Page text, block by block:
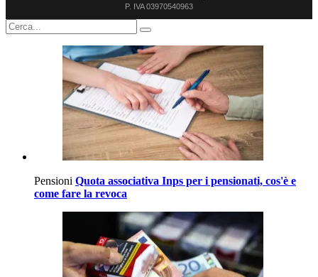
P. IVA 03970540963
Pensioni Quota associativa Inps per i pensionati, cos'è e
come fare la revoca